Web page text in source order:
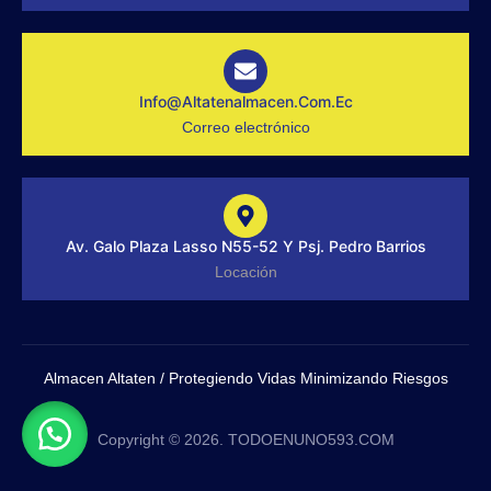
r
a
-
1
-
i
g
Info@altatenalmacen.com.ec
Correo electrónico
Av. Galo Plaza Lasso N55-52 Y Psj. Pedro Barrios
Locación
Almacen Altaten / Protegiendo Vidas Minimizando Riesgos
Copyright © 2026. TODOENUNO593.COM